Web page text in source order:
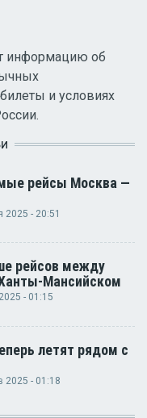
информацию об
и условиях
рейсы Москва —
2025 - 20:51
рейсов между
Мансийском
- 01:15
летят рядом с
2025 - 01:18